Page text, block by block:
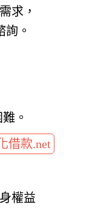
求，
。
。
借款.net
權益